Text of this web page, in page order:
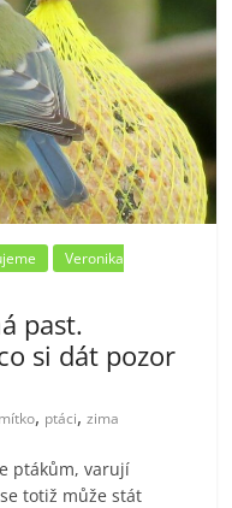
Veronika
past.
si dát pozor
, ptáci,zima
ptákům, varují
totiž může stát